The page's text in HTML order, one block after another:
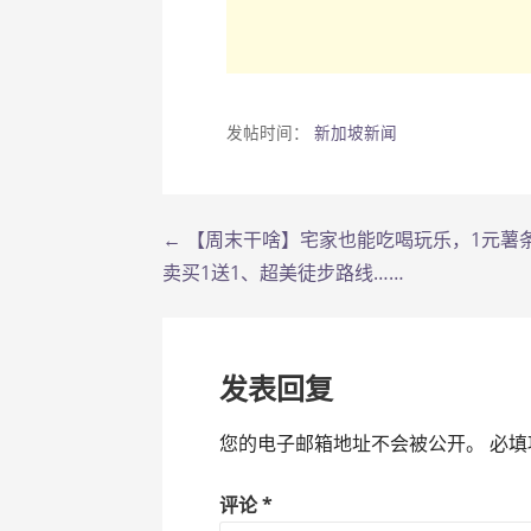
发帖时间：新加坡新闻
文
← 【周末干啥】宅家也能吃喝玩乐，1元薯
卖买1送1、超美徒步路线……
发表回复
您的电子邮箱地址不会被公开。 必
评论*